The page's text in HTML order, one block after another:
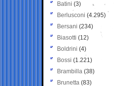
Batini (3)
Berlusconi (4.295)
Bersani (234)
Biasotti (12)
Boldrini (4)
Bossi (1.221)
Brambilla (38)
Brunetta (83)